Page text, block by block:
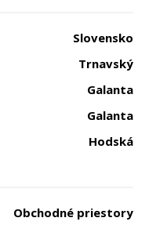
Slovensko
Trnavský
Galanta
Galanta
Hodská
Obchodné priestory